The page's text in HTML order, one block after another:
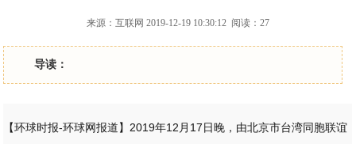
来源：互联网 2019-12-19 10:30:12 阅读：27
导读：
【环球时报-环球网报道】2019年12月17日晚，由北京市台湾同胞联谊